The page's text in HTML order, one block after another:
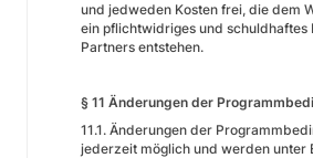
und jedweden Kosten frei, die dem
ein pflichtwidriges und schuldhaftes
Partners entstehen.
§ 11 Änderungen der
11.1. Änderungen der
jederzeit möglich und werden unter